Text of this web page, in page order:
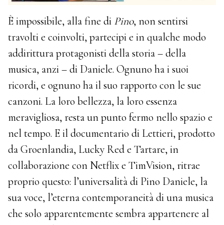
È impossibile, alla fine di Pino, non sentirsi
travolti e coinvolti, partecipi e in qualche modo
addirittura protagonisti della storia – della
musica, anzi – di Daniele. Ognuno ha i suoi
ricordi, e ognuno ha il suo rapporto con le sue
canzoni. La loro bellezza, la loro essenza
meravigliosa, resta un punto fermo nello spazio e
nel tempo. E il documentario di Lettieri, prodotto
da Groenlandia, Lucky Red e Tartare, in
collaborazione con Netflix e TimVision, ritrae
proprio questo: l’universalità di Pino Daniele, la
sua voce, l’eterna contemporaneità di una musica
che solo apparentemente sembra appartenere al